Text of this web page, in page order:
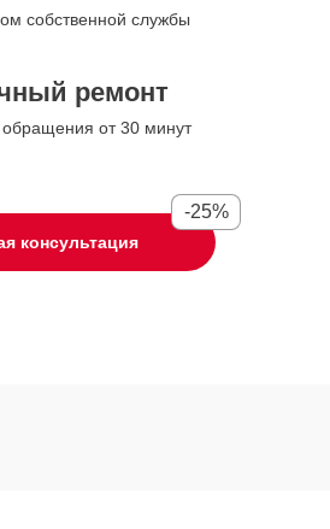
собственной службы
ремонт
обращения от 30 минут
консультация
-25%